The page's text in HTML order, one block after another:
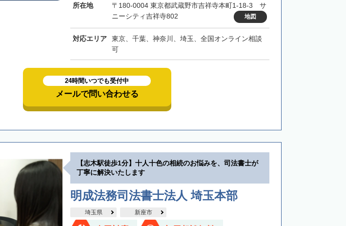
所在地
〒180-0004 東京都武蔵野市吉祥寺本町1-18-3 サ
ニーシティ吉祥寺802
地図
対応エリア
東京、千葉、神奈川、埼玉、全国オンライン相談
可
24時間いつでも受付中
メールで問い合わせる
【志木駅徒歩1分】十人十色の相続のお悩みを、司法書士が
丁寧に解決いたします
明成法務司法書士法人 埼玉本部
埼玉県 新座市